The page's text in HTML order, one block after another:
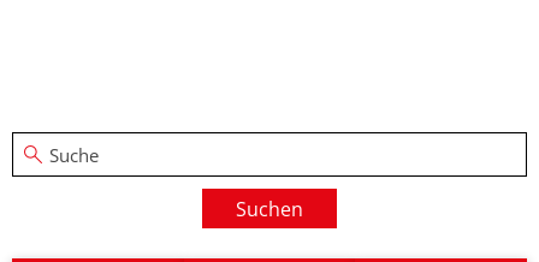
Suchen